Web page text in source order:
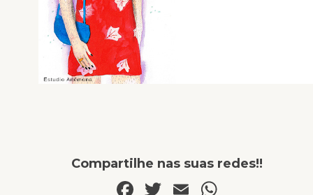
Compartilhe nas suas redes!!
Facebook
Twitter
Email